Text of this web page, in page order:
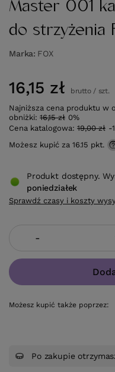
Master 001
do strzyżenia
Marka FOX
16,15 zł brutto/ szt.
Najniższa cena produktu w
obniżki: 16,15 zł 0%
Cena katalogowa: 19,00 zł -
Możesz kupić za 16.15 pkt.
-
Możesz kupić także poprzez:
Produkt dostępny.
poniedziałek
Sprawdź czasy i koszty
Po zakupie